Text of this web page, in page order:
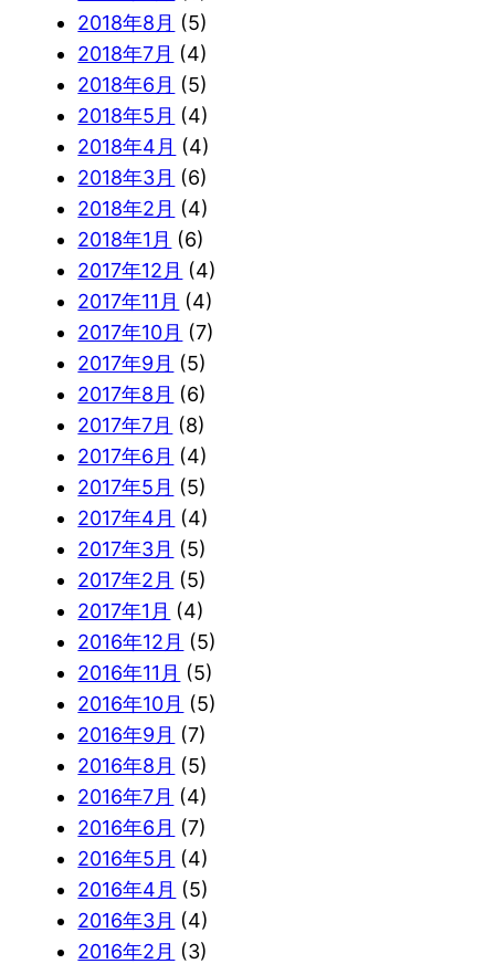
2018年8月 (5)
2018年7月 (4)
2018年6月 (5)
2018年5月 (4)
2018年4月 (4)
2018年3月 (6)
2018年2月 (4)
2018年1月 (6)
2017年12月 (4)
2017年11月 (4)
2017年10月 (7)
2017年9月 (5)
2017年8月 (6)
2017年7月 (8)
2017年6月 (4)
2017年5月 (5)
2017年4月 (4)
2017年3月 (5)
2017年2月 (5)
2017年1月 (4)
2016年12月 (5)
2016年11月 (5)
2016年10月 (5)
2016年9月 (7)
2016年8月 (5)
2016年7月 (4)
2016年6月 (7)
2016年5月 (4)
2016年4月 (5)
2016年3月 (4)
2016年2月 (3)